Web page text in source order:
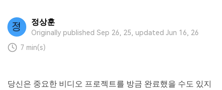
정상훈
Originally published Sep 26, 25, updated Jun 16, 26
7 min(s)
당신은 중요한 비디오 프로젝트를 방금 완료했을 수도 있지